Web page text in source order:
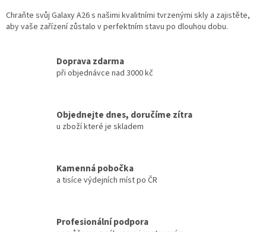
Chraňte svůj Galaxy A26 s našimi kvalitními tvrzenými skly a zajistěte,
aby vaše zařízení zůstalo v perfektním stavu po dlouhou dobu.
Doprava zdarma
při objednávce nad 3000 kč
Objednejte dnes, doručíme zítra
u zboží které je skladem
Kamenná pobočka
a tisíce výdejních míst po ČR
Profesionální podpora